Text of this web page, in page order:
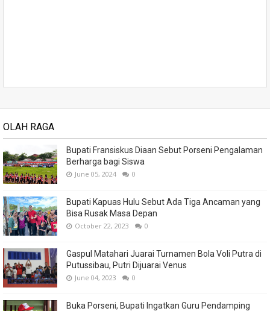
OLAH RAGA
Bupati Fransiskus Diaan Sebut Porseni Pengalaman
Berharga bagi Siswa
June 05, 2024 0
Bupati Kapuas Hulu Sebut Ada Tiga Ancaman yang
Bisa Rusak Masa Depan
October 22, 2023 0
Gaspul Matahari Juarai Turnamen Bola Voli Putra di
Putussibau, Putri Dijuarai Venus
June 04, 2023 0
Buka Porseni, Bupati Ingatkan Guru Pendamping